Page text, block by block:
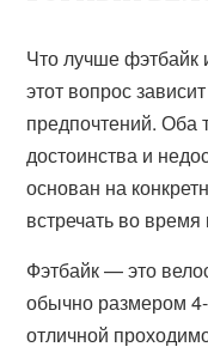
Что лучше фэтбайк
этот вопрос
предпочтений. Оба
достоинства и
основан на
встречать во время
Фэтбайк — это
обычно размером
отличной